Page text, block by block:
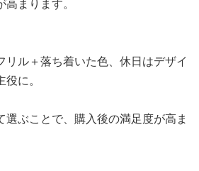
まります。
リル＋落ち着いた色、休日はデザイ
に。
選ぶことで、購入後の満足度が高ま